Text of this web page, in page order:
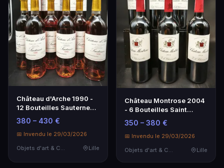
Château d'Arche 1990 -
12 Bouteilles Sauternes
Grand Cru Classé
380 – 430 €
📅 Invendu le 29/03/2026
Objets d'art & Curiosités
Lille
Château Montrose 2004
- 6 Bouteilles Saint
Estèphe 2ème GCC
350 – 380 €
📅 Invendu le 29/03/2026
Lille